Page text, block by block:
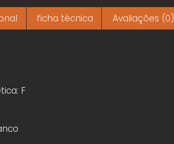
ficha técnica Avaliações (0)
F